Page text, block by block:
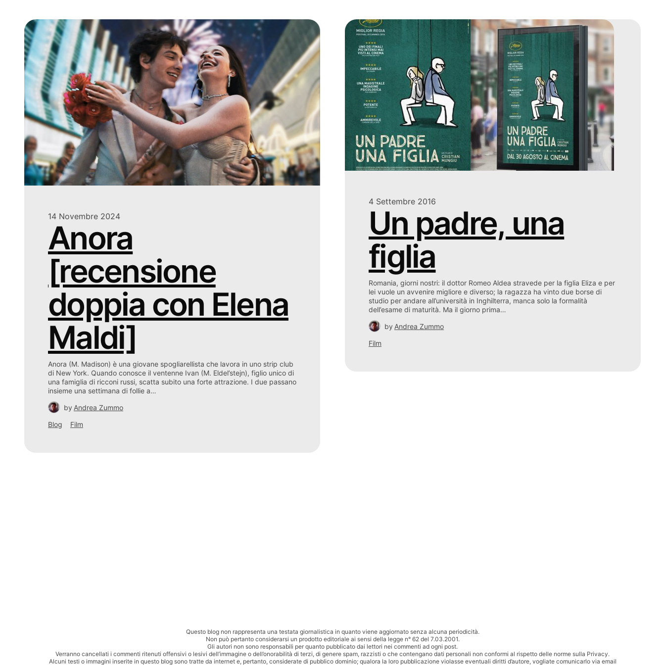
14 Novembre 2024
Anora
[recensione
doppia con Elena
Maldi]
Anora (M. Madison) è una giovane spogliarellista che lavora in uno strip club
di New York. Quando conosce il ventenne Ivan (M. Eldel’stejn), figlio unico di
una famiglia di ricconi russi, scatta subito una forte attrazione. I due passano
insieme una settimana di follie a…
by Andrea Zummo
Blog
Film
4 Settembre 2016
Un padre, una
figlia
Romania, giorni nostri: il dottor Romeo Aldea stravede per la figlia Eliza e per
lei vuole un avvenire migliore e diverso; la ragazza ha vinto due borse di
studio per andare all’università in Inghilterra, manca solo la formalità
dell’esame di maturità. Ma il giorno prima…
by Andrea Zummo
Film
Questo blog non rappresenta una testata giornalistica in quanto viene aggiornato senza alcuna periodicità.
Non può pertanto considerarsi un prodotto editoriale ai sensi della legge n° 62 del 7.03.2001.
Gli autori non sono responsabili per quanto pubblicato dai lettori nei commenti ad ogni post.
Verranno cancellati i commenti ritenuti offensivi o lesivi dell’immagine o dell’onorabilità di terzi, di genere spam, razzisti o che contengano dati personali non conformi al rispetto delle norme sulla Privacy.
Alcuni testi o immagini inserite in questo blog sono tratte da internet e, pertanto, considerate di pubblico dominio; qualora la loro pubblicazione violasse eventuali diritti d’autore, vogliate comunicarlo via email